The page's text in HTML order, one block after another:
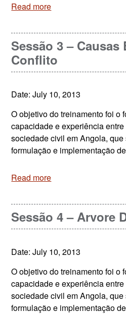
Read more
Sessão 3 – Causas
Conflito
Date: July 10, 2013
O objetivo do treinamento foi o
capacidade e experiência
sociedade civil em Angola,
formulação e implementação
Read more
Sessão 4 – Arvore
Date: July 10, 2013
O objetivo do treinamento foi o
capacidade e experiência
sociedade civil em Angola,
formulação e implementação